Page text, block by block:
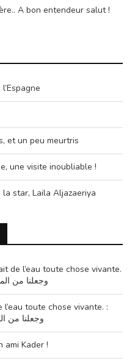
A bon entendeur salut !
et un peu meurtris
une visite inoubliable !
star, Laila Aljazaeriya
de l’eau toute chose vivante.
: وجعلنا من
toute chose vivante. :
وجعلنا من
ami Kader !